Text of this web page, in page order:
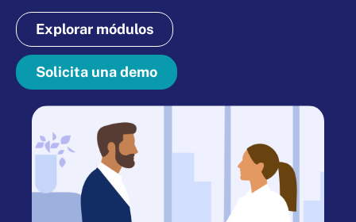
Explorar módulos
Solicita una demo